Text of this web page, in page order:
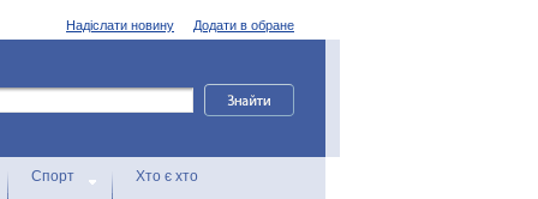
Додати в обране
Надіслати новину
Спорт Хто є хто